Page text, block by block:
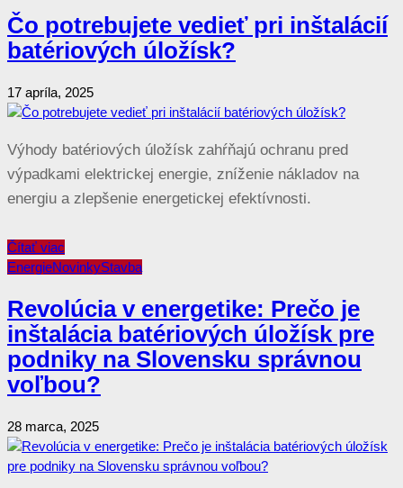
Čo potrebujete vedieť pri inštalácií
batériových úložísk?
17 apríla, 2025
Výhody batériových úložísk zahŕňajú ochranu pred
výpadkami elektrickej energie, zníženie nákladov na
energiu a zlepšenie energetickej efektívnosti.
Čítať viac
EnergieNovinkyStavba
Revolúcia v energetike: Prečo je
inštalácia batériových úložísk pre
podniky na Slovensku správnou
voľbou?
28 marca, 2025